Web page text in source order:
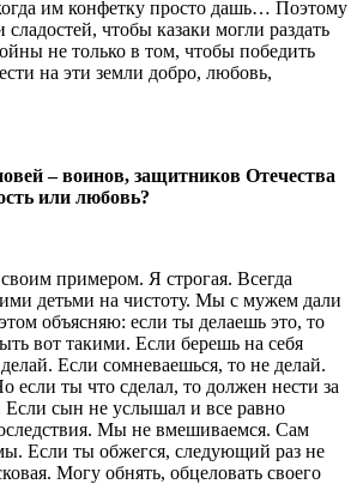
им конфетку просто дашь… Поэтому
чтобы казаки могли раздать
не только в том, чтобы победить
на эти земли добро, любовь,
– воинов, защитников Отечества
или любовь?
примером. Я строгая. Всегда
детьми на чистоту. Мы с мужем дали
объясняю: если ты делаешь это, то
вот такими. Если берешь на себя
Если сомневаешься, то не делай.
если ты что сделал, то должен нести за
Если сын не услышал и все равно
Мы не вмешиваемся. Сам
Если ты обжегся, следующий раз не
Могу обнять, обцеловать своего